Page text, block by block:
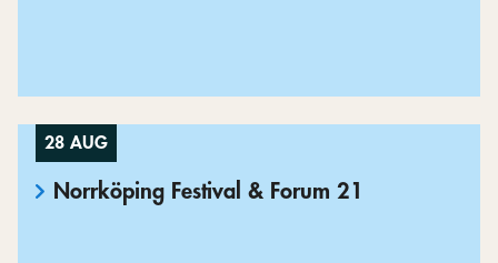
28 AUG
Norrköping Festival & Forum 21